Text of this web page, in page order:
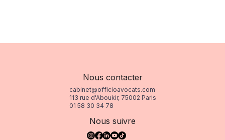
Nous contacter
cabinet@officioavocats.com
113 rue d'Aboukir, 75002 Paris
01 58 30 34 78
Nous suivre